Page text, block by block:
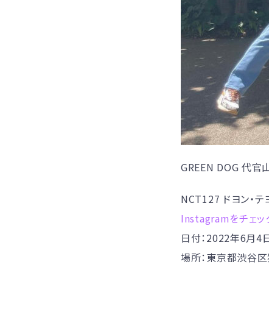
GREEN DOG 代官
NCT127 ドヨン・
Instagramをチェッ
日付：2022年6月4
場所：東京都渋谷